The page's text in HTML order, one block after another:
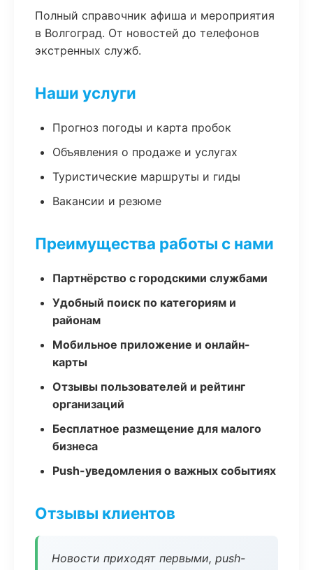
Полный справочник афиша и мероприятия
в Волгоград. От новостей до телефонов
экстренных служб.
Наши услуги
Прогноз погоды и карта пробок
Объявления о продаже и услугах
Туристические маршруты и гиды
Вакансии и резюме
Преимущества работы с нами
Партнёрство с городскими службами
Удобный поиск по категориям и
районам
Мобильное приложение и онлайн-
карты
Отзывы пользователей и рейтинг
организаций
Бесплатное размещение для малого
бизнеса
Push-уведомления о важных событиях
Отзывы клиентов
Новости приходят первыми, push-